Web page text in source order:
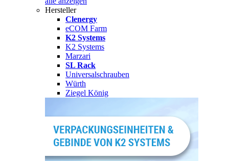
Hersteller
Clenergy
eCOM Farm
K2 Systems
K2 Systems
Marzari
SL Rack
Universalschrauben
Würth
Ziegel König